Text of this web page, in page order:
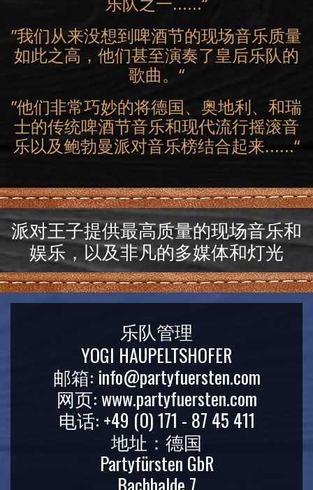
”我们从来没想到啤酒节的现场音乐质量
如此之高，他们甚至演奏了皇后乐队的
歌曲。“
”他们非常巧妙的将德国、奥地利、和瑞
士的传统啤酒节音乐和现代流行摇滚音
乐以及鲍勃曼派对音乐榜结合起来......“
派对王子提供最高质量的现场音乐和
娱乐，以及非凡的多媒体和灯光
乐队管理
YOGI HAUPELTSHOFER
邮箱: info@partyfuersten.com
网页: www.partyfuersten.com
电话: +49 (0) 171 - 87 45 411
地址：德国
Partyfürsten GbR